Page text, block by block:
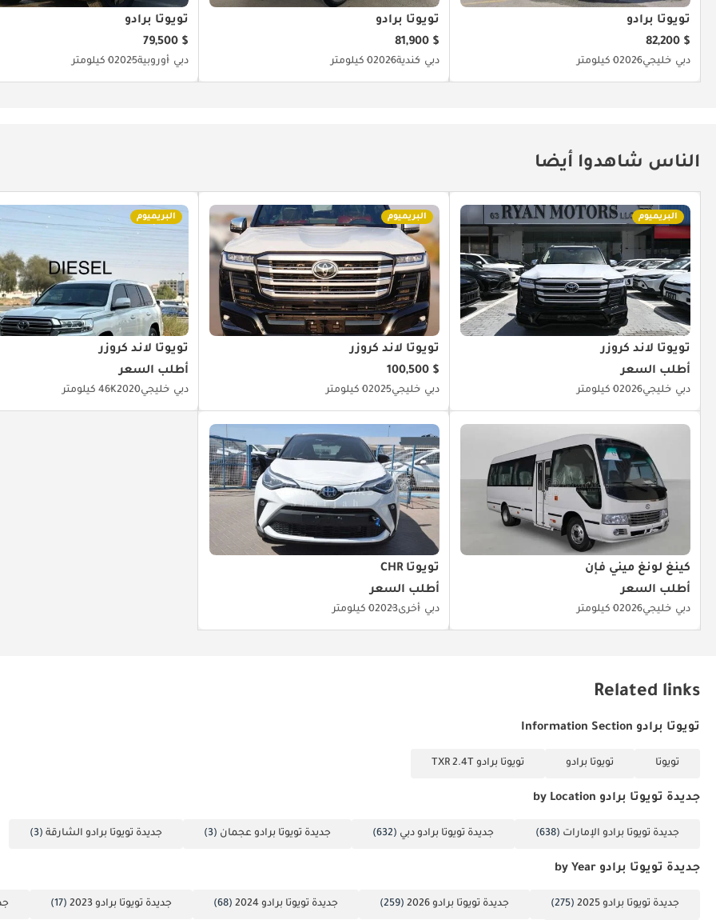
تويوتا برادو
$ 82,200
دبي خليجي20260 كيلومتر
تويوتا برادو
$ 81,900
دبي كندية20260 كيلومتر
تويوتا برادو
$ 79,500
دبي أوروبية20250 كيلومتر
الناس شاهدوا أيضا
البريميوم
تويوتا لاند كروزر
أطلب السعر
دبي خليجي20260 كيلومتر
البريميوم
تويوتا لاند كروزر
$ 100,500
دبي خليجي20250 كيلومتر
البريميوم
تويوتا لاند كروزر
أطلب السعر
دبي خليجي202046K كيلومتر
كينغ لونغ ميني فإن
أطلب السعر
دبي خليجي20260 كيلومتر
تويوتا CHR
أطلب السعر
دبي أخرى20230 كيلومتر
Related links
تويوتا برادو Information Section
تويوتا تويوتا برادو تويوتا برادو TXR 2.4T
جديدة تويوتا برادو by Location
جديدة تويوتا برادو الإمارات (638) جديدة تويوتا برادو دبي (632) جديدة تويوتا برادو عجمان (3) جديدة تويوتا برادو الشارقة (3)
جديدة تويوتا برادو by Year
جديدة تويوتا برادو 2025 (275) جديدة تويوتا برادو 2026 (259) جديدة تويوتا برادو 2024 (68) جديدة تويوتا برادو 2023 (17)